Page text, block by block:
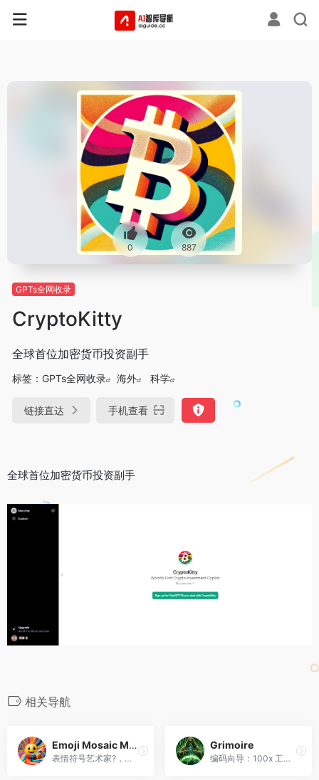
0 887
GPTs全网收录
CryptoKitty
全球首位加密货币投资副手
标签： GPTs全网收录 海外 科学
链接直达 手机查看
全球首位加密货币投资副手
相关导航
Emoji Mosaic Maker
表情符号艺术家?，适应您并准备指导马赛克制作等！
Grimoire
编码向导：100x 工程师。